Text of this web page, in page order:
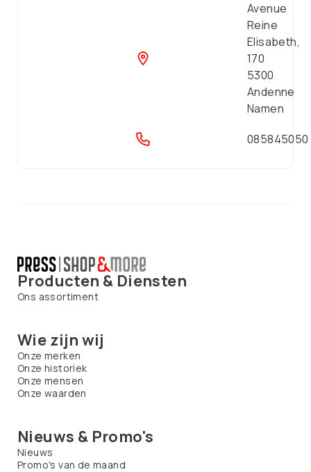
Avenue
Reine
Elisabeth,
170
5300
Andenne
Namen
085845050
Producten & Diensten
Ons assortiment
Wie zijn wij
Onze merken
Onze historiek
Onze mensen
Onze waarden
Nieuws & Promo's
Nieuws
Promo's van de maand